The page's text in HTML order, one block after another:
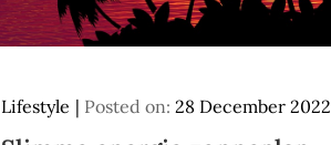
Lifestyle Posted on: 28 December 2022